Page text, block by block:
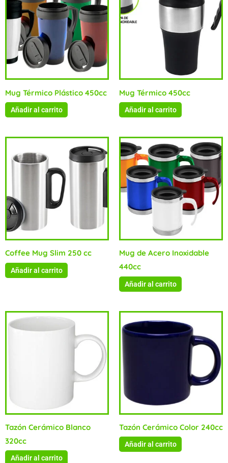
Mug Térmico Plástico 450cc
Añadir al carrito
Mug Térmico 450cc
Añadir al carrito
Coffee Mug Slim 250 cc
Añadir al carrito
Mug de Acero Inoxidable
440cc
Añadir al carrito
Tazón Cerámico Blanco
320cc
Añadir al carrito
Tazón Cerámico Color 240cc
Añadir al carrito